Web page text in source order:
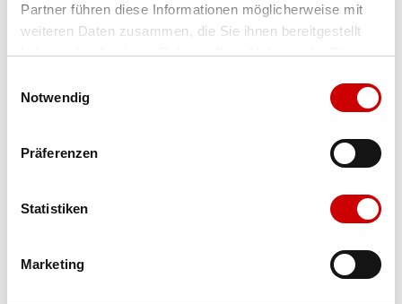
Partner führen diese Informationen möglicherweise mit
weiteren Daten zusammen, die Sie ihnen bereitgestellt
haben oder die sie im Rahmen Ihrer Nutzung der Dienste
Notwendig
Präferenzen
Statistiken
Marketing
IN DEN WARENKORB
Bis 17:00 Uhr bestellen: morgen geliefert - ab CHF 50.00